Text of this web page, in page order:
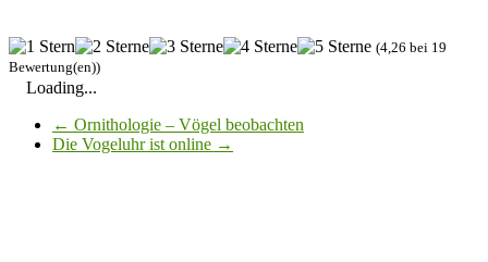
(4,26 bei 19
Bewertung(en))
Loading...
← Ornithologie – Vögel beobachten
Die Vogeluhr ist online →